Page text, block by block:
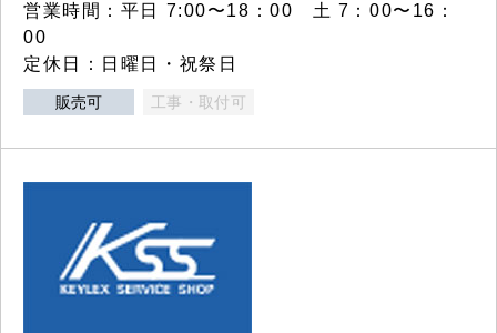
営業時間：平日 7:00〜18：00 土 7：00〜16：
00
定休日：日曜日・祝祭日
販売可 工事・取付可